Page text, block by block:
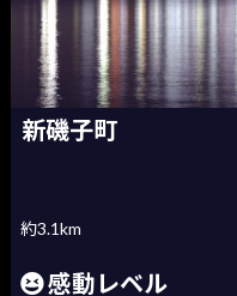
新磯子町
約3.1km
感動レベル